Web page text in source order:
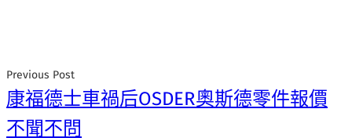
Previous Post
康福德士車禍后OSDER奧斯德零件報價
不聞不問